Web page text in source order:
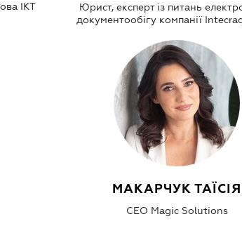
ІКТ
Юрист, експерт із питань
документообігу компанії
МАКАРЧУК ТАЇСІЯ
СEO Magic Solutions